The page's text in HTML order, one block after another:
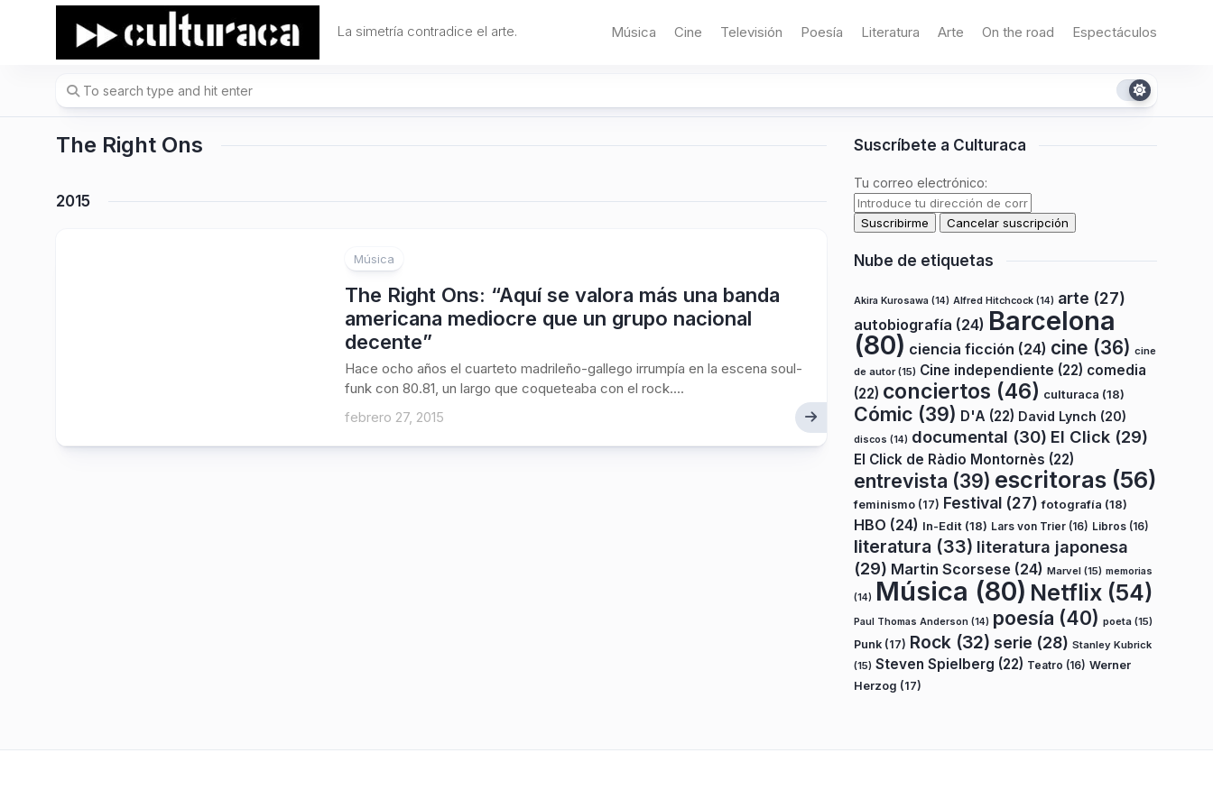
La simetría contradice el arte. Música Cine Televisión Poesía Literatura Arte On the road Espectáculos
The Right Ons
2015
Música
The Right Ons: “Aquí se valora más una banda
americana mediocre que un grupo nacional
decente”
Hace ocho años el cuarteto madrileño-gallego irrumpía en la escena soul-
funk con 80.81, un largo que coqueteaba con el rock....
febrero 27, 2015
Suscríbete a Culturaca
Tu correo electrónico:
Nube de etiquetas
Akira Kurosawa (14) Alfred Hitchcock (14) arte (27)
autobiografía (24) Barcelona
(80) ciencia ficción (24) cine (36) cine
de autor(15) Cine independiente (22) comedia
(22) conciertos (46) culturaca (18)
Cómic (39) D'A (22) David Lynch (20)
discos (14) documental (30) El Click (29)
El Click de Ràdio Montornès (22)
entrevista (39) escritoras (56)
feminismo (17) Festival (27) fotografía (18)
HBO (24) In-Edit (18) Lars von Trier (16) Libros (16)
literatura (33) literatura japonesa
(29) Martin Scorsese (24) Marvel (15) memorias
(14) Música (80) Netflix (54)
Paul Thomas Anderson (14) poesía (40) poeta (15)
Punk (17) Rock (32) serie (28) Stanley Kubrick
(15) Steven Spielberg (22) Teatro (16) Werner
Herzog (17)